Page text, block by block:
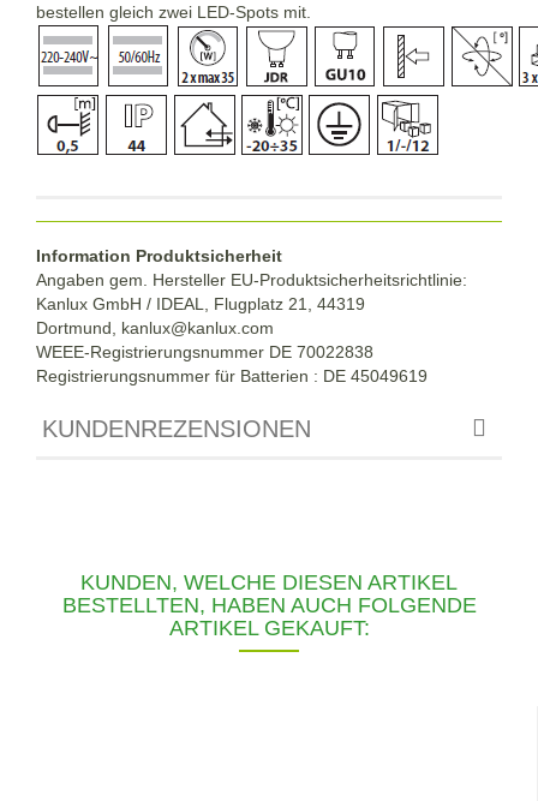
bestellen gleich zwei LED-Spots mit.
Information Produktsicherheit
Angaben gem. Hersteller EU-Produktsicherheitsrichtlinie:
Kanlux GmbH / IDEAL, Flugplatz 21, 44319
Dortmund, kanlux@kanlux.com
WEEE-Registrierungsnummer DE 70022838
Registrierungsnummer für Batterien : DE 45049619
KUNDENREZENSIONEN
KUNDEN, WELCHE DIESEN ARTIKEL
BESTELLTEN, HABEN AUCH FOLGENDE
ARTIKEL GEKAUFT: